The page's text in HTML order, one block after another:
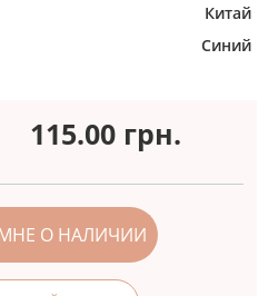
Китай
Синий
115.00 грн.
О НАЛИЧИИ